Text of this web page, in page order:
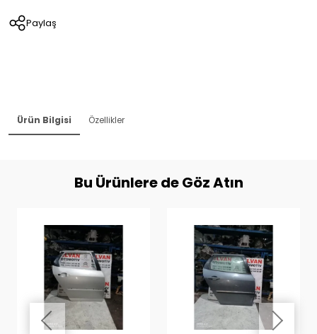
Paylaş
Ürün Bilgisi Özellikler
Bu Ürünlere de Göz Atın